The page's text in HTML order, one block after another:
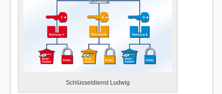
Schlüsseldienst Ludwig